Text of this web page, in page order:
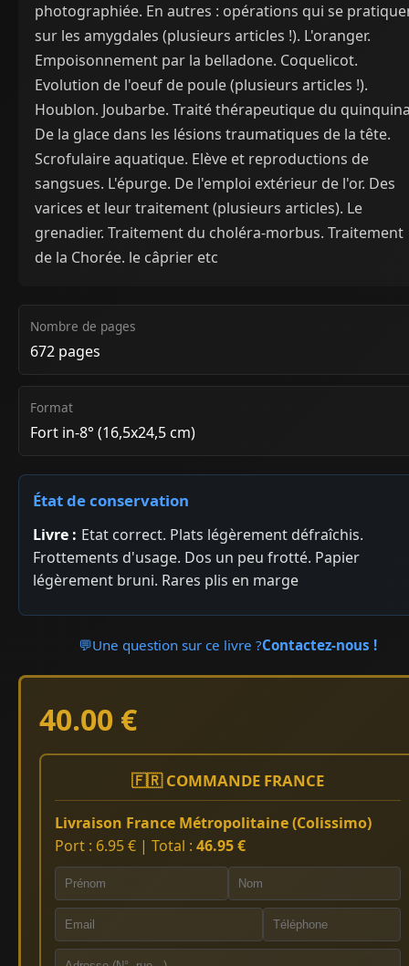
photographiée. En autres : opérations qui se
sur les amygdales (plusieurs articles !). L'oranger.
Empoisonnement par la belladone. Coquelicot.
Evolution de l'oeuf de poule (plusieurs articles !).
Houblon. Joubarbe. Traité thérapeutique du
De la glace dans les lésions traumatiques de la tête.
Scrofulaire aquatique. Elève et reproductions de
sangsues. L'épurge. De l'emploi extérieur de l'or. Des
varices et leur traitement (plusieurs articles). Le
grenadier. Traitement du choléra-morbus. Traitement
de la Chorée. le câprier etc
Nombre de pages
672 pages
Format
Fort in-8° (16,5x24,5 cm)
État de conservation
Livre : Etat correct. Plats légèrement défraîchis.
Frottements d'usage. Dos un peu frotté. Papier
légèrement bruni. Rares plis en marge
💬Une question sur ce livre ?Contactez-nous !
40.00 €
🇫🇷 COMMANDE FRANCE
Livraison France Métropolitaine (Colissimo)
Port : 6.95 € | Total : 46.95 €